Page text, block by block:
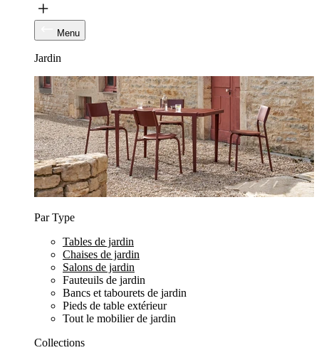
Menu
Jardin
Par Type
Tables de jardin
Chaises de jardin
Salons de jardin
Fauteuils de jardin
Bancs et tabourets de jardin
Pieds de table extérieur
Tout le mobilier de jardin
Collections